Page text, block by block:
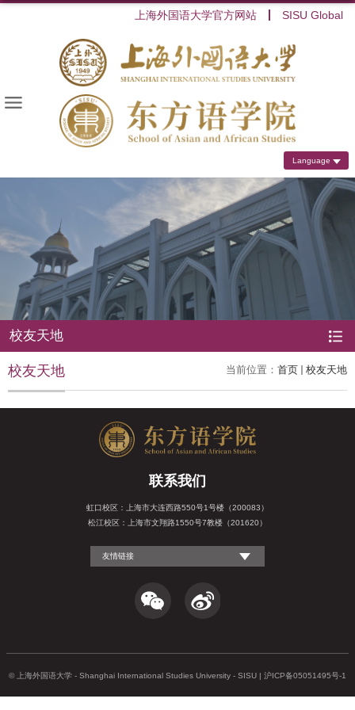
上海外国语大学官方网站 SISU Global
Language
校友天地
当前位置： 首页 校友天地
校友天地
联系我们
虹口校区：上海市大连西路550号1号楼（200083）
松江校区：上海市文翔路1550号7教楼（201620）
友情链接
© 上海外国语大学 - Shanghai International Studies University - SISU | 沪ICP备05051495号-1